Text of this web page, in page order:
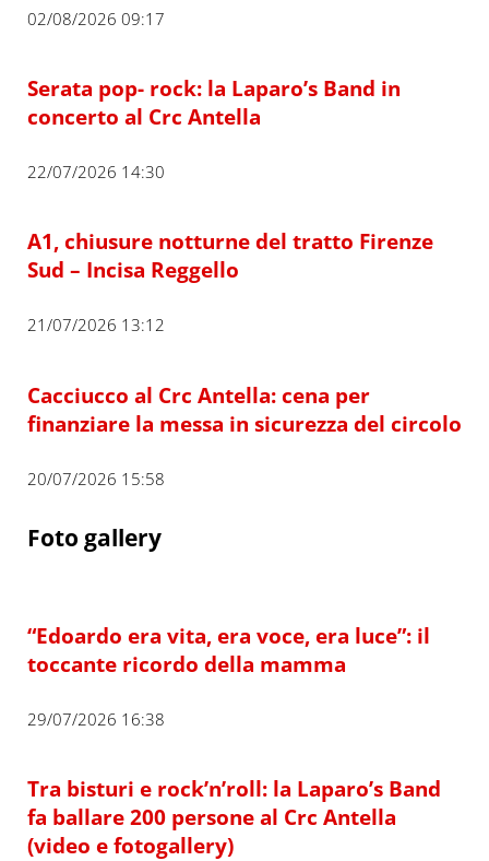
02/08/2026 09:17
Serata pop- rock: la Laparo’s Band in
concerto al Crc Antella
22/07/2026 14:30
A1, chiusure notturne del tratto Firenze
Sud – Incisa Reggello
21/07/2026 13:12
Cacciucco al Crc Antella: cena per
finanziare la messa in sicurezza del circolo
20/07/2026 15:58
Foto gallery
“Edoardo era vita, era voce, era luce”: il
toccante ricordo della mamma
29/07/2026 16:38
Tra bisturi e rock’n’roll: la Laparo’s Band
fa ballare 200 persone al Crc Antella
(video e fotogallery)